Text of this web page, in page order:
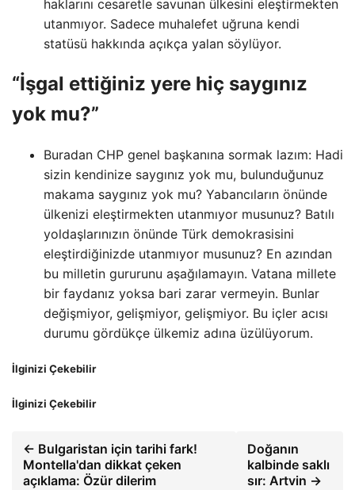
haklarını cesaretle savunan ülkesini eleştirmekten
utanmıyor. Sadece muhalefet uğruna kendi
statüsü hakkında açıkça yalan söylüyor.
“İşgal ettiğiniz yere hiç saygınız
yok mu?”
Buradan CHP genel başkanına sormak lazım: Hadi
sizin kendinize saygınız yok mu, bulunduğunuz
makama saygınız yok mu? Yabancıların önünde
ülkenizi eleştirmekten utanmıyor musunuz? Batılı
yoldaşlarınızın önünde Türk demokrasisini
eleştirdiğinizde utanmıyor musunuz? En azından
bu milletin gururunu aşağılamayın. Vatana millete
bir faydanız yoksa bari zarar vermeyin. Bunlar
değişmiyor, gelişmiyor, gelişmiyor. Bu içler acısı
durumu gördükçe ülkemiz adına üzülüyorum.
İlginizi Çekebilir
İlginizi Çekebilir
← Bulgaristan için tarihi fark!
Montella'dan dikkat çeken
açıklama: Özür dilerim
Doğanın
kalbinde saklı
sır: Artvin →